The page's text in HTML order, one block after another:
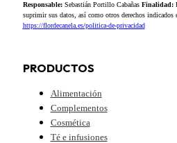
Responsable:Sebastián Portillo Cabañas Finalidad:
suprimir sus datos, así como otros derechos
https://flordecanela.es/politica-de-privacidad
PRODUCTOS
Alimentación
Complementos
Cosmética
Té e infusiones